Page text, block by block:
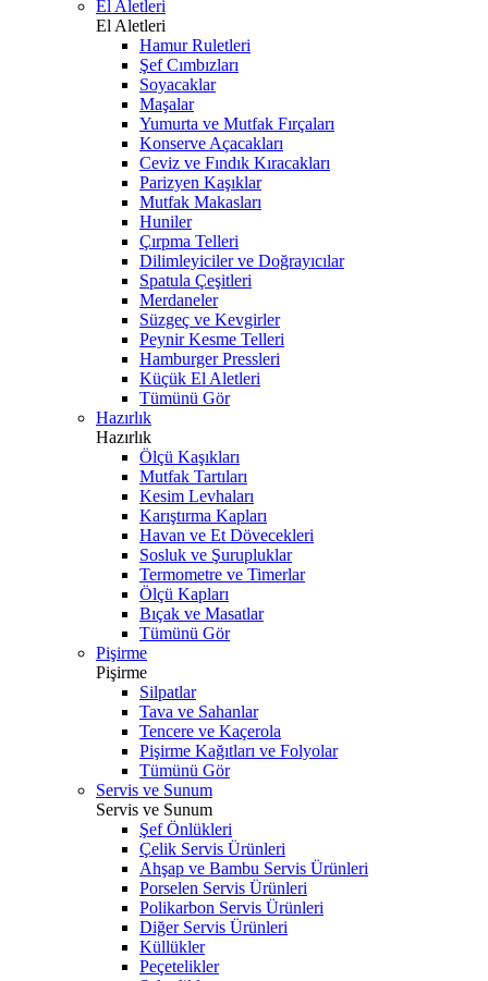
El Aletleri
El Aletleri
Hamur Ruletleri
Şef Cımbızları
Soyacaklar
Maşalar
Yumurta ve Mutfak Fırçaları
Konserve Açacakları
Ceviz ve Fındık Kıracakları
Parizyen Kaşıklar
Mutfak Makasları
Huniler
Çırpma Telleri
Dilimleyiciler ve Doğrayıcılar
Spatula Çeşitleri
Merdaneler
Süzgeç ve Kevgirler
Peynir Kesme Telleri
Hamburger Pressleri
Küçük El Aletleri
Tümünü Gör
Hazırlık
Hazırlık
Ölçü Kaşıkları
Mutfak Tartıları
Kesim Levhaları
Karıştırma Kapları
Havan ve Et Dövecekleri
Sosluk ve Şurupluklar
Termometre ve Timerlar
Ölçü Kapları
Bıçak ve Masatlar
Tümünü Gör
Pişirme
Pişirme
Silpatlar
Tava ve Sahanlar
Tencere ve Kaçerola
Pişirme Kağıtları ve Folyolar
Tümünü Gör
Servis ve Sunum
Servis ve Sunum
Şef Önlükleri
Çelik Servis Ürünleri
Ahşap ve Bambu Servis Ürünleri
Porselen Servis Ürünleri
Polikarbon Servis Ürünleri
Diğer Servis Ürünleri
Küllükler
Peçetelikler